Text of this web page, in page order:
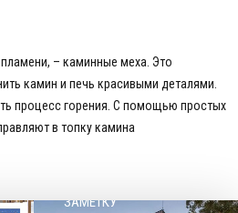
– каминные меха. Это
камин и печь красивыми деталями.
процесс горения. С помощью простых
в топку камина
ЗАМЕТКУ